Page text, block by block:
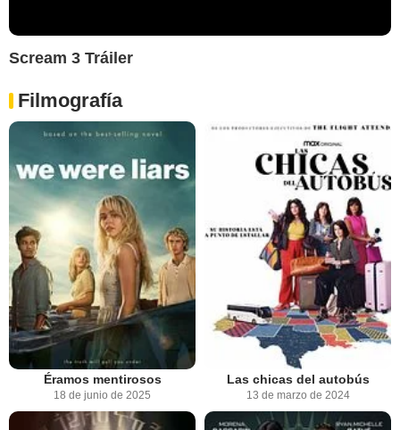
Scream 3 Tráiler
Filmografía
Éramos mentirosos
18 de junio de 2025
Las chicas del autobús
13 de marzo de 2024